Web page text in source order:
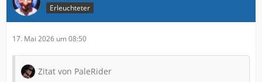
Erleuchteter
17. Mai 2026 um 08:50
Zitat von PaleRider